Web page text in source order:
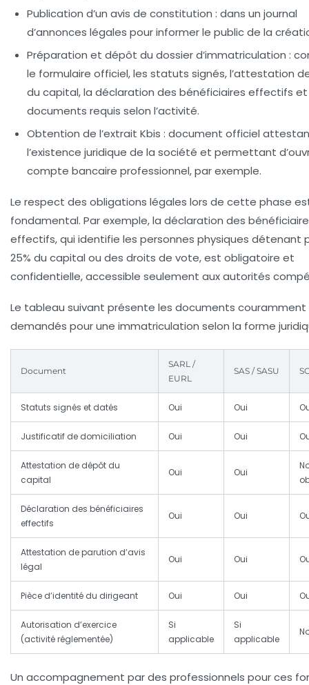
Publication d’un avis de constitution : dans un journal
d’annonces légales pour informer le public de la
Préparation et dépôt du dossier d’immatriculation :
le formulaire officiel, les statuts signés, l’attestation
du capital, la déclaration des bénéficiaires effectifs
documents requis selon l’activité.
Obtention de l’extrait Kbis : document officiel
l’existence juridique de la société et permettant
compte bancaire professionnel, par exemple.
Le respect des obligations légales lors de cette phase
fondamental. Par exemple, la déclaration des
effectifs, qui identifie les personnes physiques détenant
25% du capital ou des droits de vote, est obligatoire et
confidentielle, accessible seulement aux autorités
Le tableau suivant présente les documents couramment
demandés pour une immatriculation selon la forme
Document
SARL /
EURL
SAS / SASU
Statuts signés et datés Oui Oui
Justificatif de domiciliation Oui Oui
Attestation de dépôt du
capital
Oui Oui
Déclaration des bénéficiaires
effectifs
Oui Oui
Attestation de parution d’avis
légal
Oui Oui
Pièce d’identité du dirigeant Oui Oui
Autorisation d’exercice
(activité réglementée)
Si
applicable
Si
applicable
Un accompagnement par des professionnels pour ces